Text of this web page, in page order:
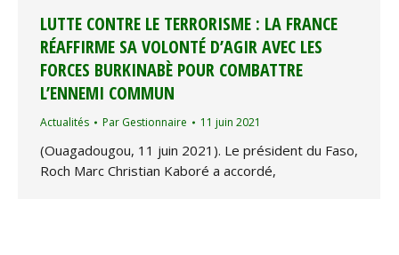
LUTTE CONTRE LE TERRORISME : LA FRANCE
RÉAFFIRME SA VOLONTÉ D’AGIR AVEC LES
FORCES BURKINABÈ POUR COMBATTRE
L’ENNEMI COMMUN
Actualités Par Gestionnaire 11 juin 2021
(Ouagadougou, 11 juin 2021). Le président du Faso,
Roch Marc Christian Kaboré a accordé,